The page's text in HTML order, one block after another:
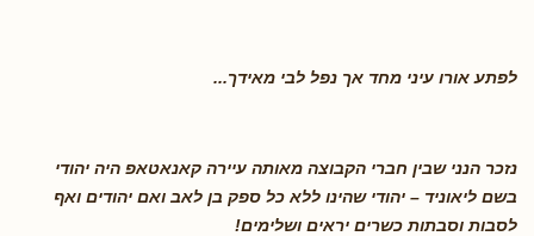
לפתע אורו עיני מחד אך נפל לבי מאידך...
נזכר הנני שבין חברי הקבוצה מאותה עיירה קאנאטאפ היה יהודי
בשם ליאוניד – יהודי שהינו ללא כל ספק בן לאב ואם יהודים ואף
לסבות וסבתות כשרים יראים ושלימים!